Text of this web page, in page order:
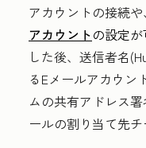
アカウントの接続や
アカウントの設定が
した後、送信者名
るEメールアカウン
ムの共有アドレス
ールの割り当て先